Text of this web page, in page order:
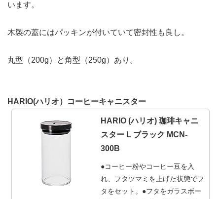
います。
木製の蓋にはパッキンが付いていて密封性も良し。
丸型（200g）と角型（250g）あり。
HARIO(ハリオ）コーヒーキャニスター
HARIO (ハリオ) 珈琲キャニ
スター L ブラック MCN-
300B
●コーヒー粉やコーヒー豆を入
れ、フタツマミを上げた状態でフ
タをセット。●フタをガラスボー